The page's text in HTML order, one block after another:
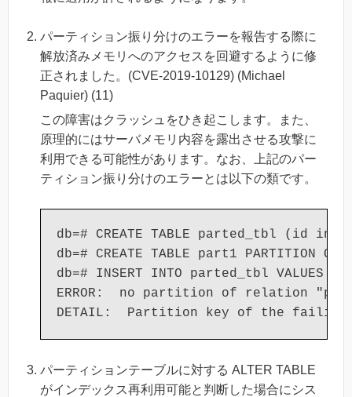
パーティション振り分けのエラーを報告する際に
解放済みメモリへのアクセスを回避するように修
正されました。(CVE-2019-10129) (Michael
Paquier) (11)
この障害はクラッシュをひき起こします。また、
原理的にはサーバメモリ内容を露出させる攻撃に
利用できる可能性があります。なお、上記のパー
ティション振り分けのエラーとは以下の類です。
db=# CREATE TABLE parted_tbl (id
db=# CREATE TABLE part1 PARTITION
db=# INSERT INTO parted_tbl VALUES
ERROR:  no partition of relation
パーティションテーブルに対する ALTER TABLE
がインデックス再利用可能と判断した場合にシス